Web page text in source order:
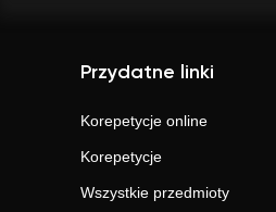
Przydatne linki
Korepetycje online
Korepetycje
Wszystkie przedmioty